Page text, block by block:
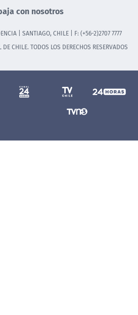
con nosotros
| SANTIAGO, CHILE | F: (+56-2)2707 7777
CHILE. TODOS LOS DERECHOS RESERVADOS